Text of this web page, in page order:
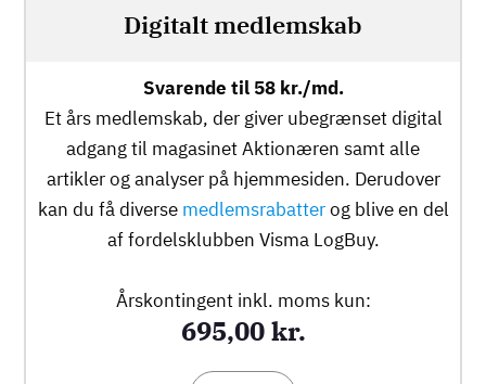
Digitalt medlemskab
Svarende til 58 kr./md.
Et års medlemskab, der giver ubegrænset digital
adgang til magasinet Aktionæren samt alle
artikler og analyser på hjemmesiden. Derudover
kan du få diverse medlemsrabatterog blive en del
af fordelsklubben Visma LogBuy.
Årskontingent inkl. moms kun:
695,00 kr.